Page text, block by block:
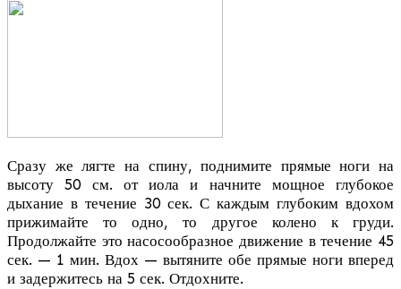
Сразу же лягте на спину, поднимите прямые ноги на
высоту 50 см. от иола и начните мощное глубокое
дыхание в течение 30 сек. С каждым глубоким вдохом
прижимайте то одно, то другое колено к груди.
Продолжайте это насосообразное движение в течение 45
сек. — 1 мин. Вдох — вытяните обе прямые ноги вперед
и задержитесь на 5 сек. Отдохните.